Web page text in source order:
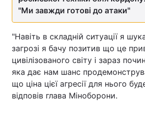
"Ми завжди готові до атаки"
"Навіть в складній ситуації я
загрозі я бачу позитив що це
цивілізованого світу і зараз
яка дає нам шанс
що ціна цієї агресії для нього
відповів глава Міноборони.